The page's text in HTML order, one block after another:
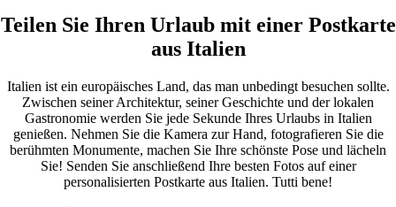
Teilen Sie Ihren Urlaub mit einer Postkarte
aus Italien
Italien ist ein europäisches Land, das man unbedingt besuchen sollte.
Zwischen seiner Architektur, seiner Geschichte und der lokalen
Gastronomie werden Sie jede Sekunde Ihres Urlaubs in Italien
genießen. Nehmen Sie die Kamera zur Hand, fotografieren Sie die
berühmten Monumente, machen Sie Ihre schönste Pose und lächeln
Sie! Senden Sie anschließend Ihre besten Fotos auf einer
personalisierten Postkarte aus Italien. Tutti bene!